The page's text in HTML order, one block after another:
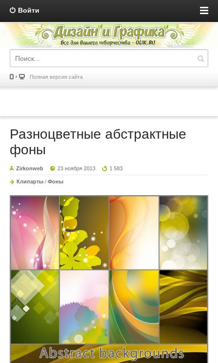
Войти
Полная версия сайта
Разноцветные абстрактные
фоны
Zirkonweb 23 ноября 2013 1 583
Клипарты / Фоны